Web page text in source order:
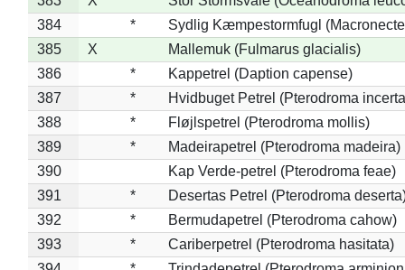
384
*
Sydlig Kæmpestormfugl
385
X
Mallemuk (Fulmarus glacialis)
386
*
Kappetrel (Daption capense)
387
*
Hvidbuget Petrel (Pterodroma
388
*
Fløjlspetrel (Pterodroma mollis)
389
*
Madeirapetrel (Pterodroma madeira)
390
Kap Verde-petrel (Pterodroma feae)
391
*
Desertas Petrel (Pterodroma
392
*
Bermudapetrel (Pterodroma cahow)
393
*
Cariberpetrel (Pterodroma hasitata)